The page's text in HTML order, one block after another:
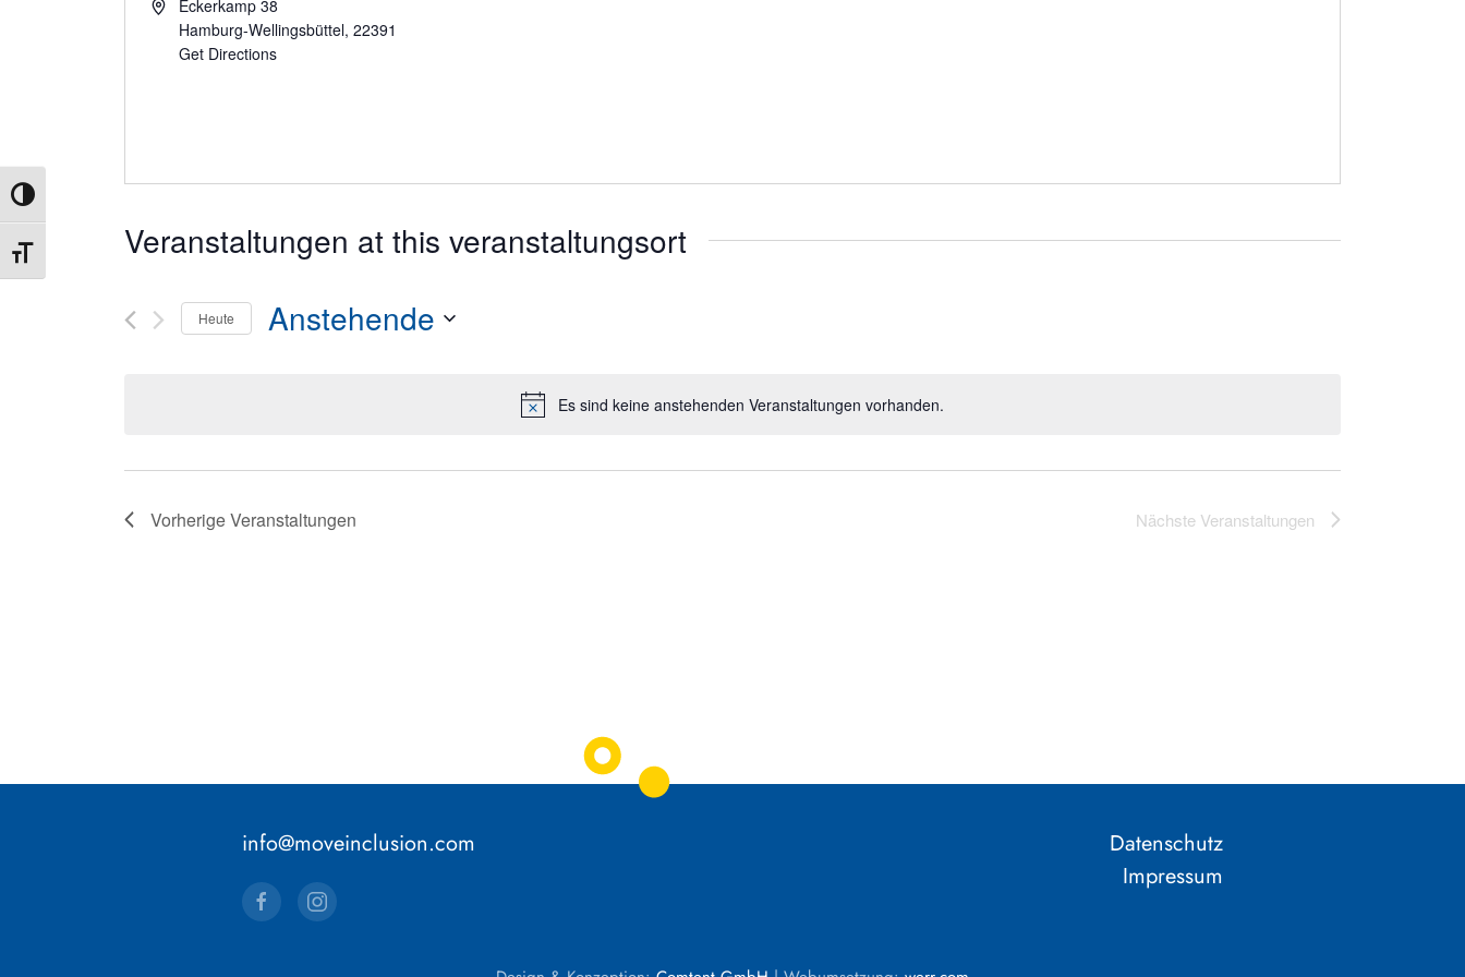
Umschalten auf hohe Kontraste
Schrift vergrößern
Es sind keine anstehenden Veranstaltungen vorhanden.
Eckerkamp 38
Hamburg-Wellingsbüttel, 22391
Get Directions
Veranstaltungen at this veranstaltungsort
Heute Anstehende
VorherigeVeranstaltungen Nächste Veranstaltungen
info@moveinclusion.com
Datenschutz
Impressum